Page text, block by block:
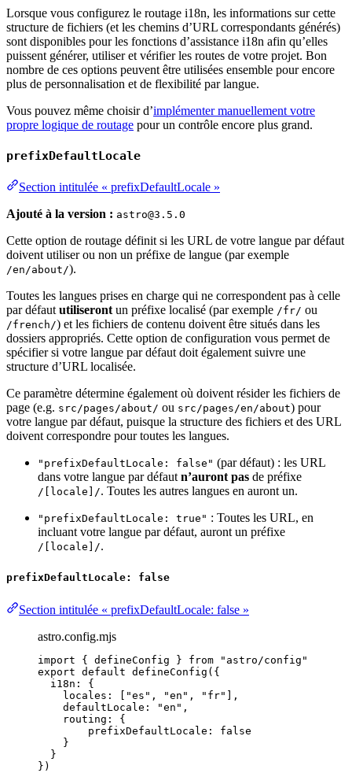
Lorsque vous configurez le routage i18n, les informations sur cette
structure de fichiers (et les chemins d’URL correspondants générés)
sont disponibles pour les fonctions d’assistance i18n afin qu’elles
puissent générer, utiliser et vérifier les routes de votre projet. Bon
nombre de ces options peuvent être utilisées ensemble pour encore
plus de personnalisation et de flexibilité par langue.
Vous pouvez même choisir d’implémenter manuellement votre
propre logique de routage pour un contrôle encore plus grand.
prefixDefaultLocale
Section intitulée « prefixDefaultLocale »
Ajouté à la version : astro@3.5.0
Cette option de routage définit si les URL de votre langue par défaut
doivent utiliser ou non un préfixe de langue (par exemple
/en/about/).
Toutes les langues prises en charge qui ne correspondent pas à celle
par défaut utiliseront un préfixe localisé (par exemple /fr/ ou
/french/) et les fichiers de contenu doivent être situés dans les
dossiers appropriés. Cette option de configuration vous permet de
spécifier si votre langue par défaut doit également suivre une
structure d’URL localisée.
Ce paramètre détermine également où doivent résider les fichiers de
page (e.g. src/pages/about/ ou src/pages/en/about) pour
votre langue par défaut, puisque la structure des fichiers et des URL
doivent correspondre pour toutes les langues.
"prefixDefaultLocale: false" (par défaut) : les URL
dans votre langue par défaut n’auront pas de préfixe
/[locale]/. Toutes les autres langues en auront un.
"prefixDefaultLocale: true" : Toutes les URL, en
incluant votre langue par défaut, auront un préfixe
/[locale]/.
prefixDefaultLocale: false
Section intitulée « prefixDefaultLocale: false »
astro.config.mjs
import { defineConfig } from " astro/config "
export default defineConfig ({
i18n: {
locales: [ "es " , "en " , " fr" ],
defaultLocale:
"en " ,
routing: {
prefixDefaultLocale: false
}
}
})